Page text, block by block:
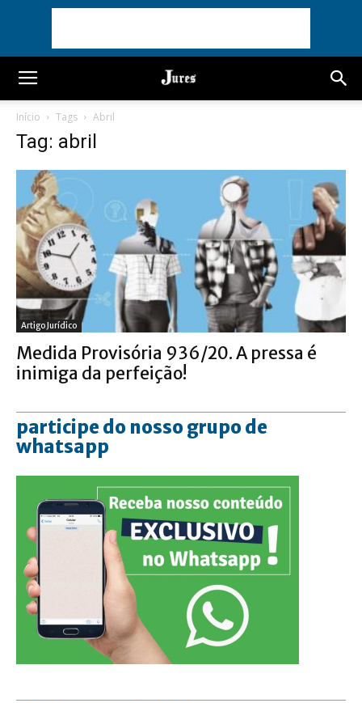
Início Tags Abril
Tag: abril
Artigo Jurídico
Medida Provisória 936/20. A pressa é
inimiga da perfeição!
participe do nosso grupo de
whatsapp